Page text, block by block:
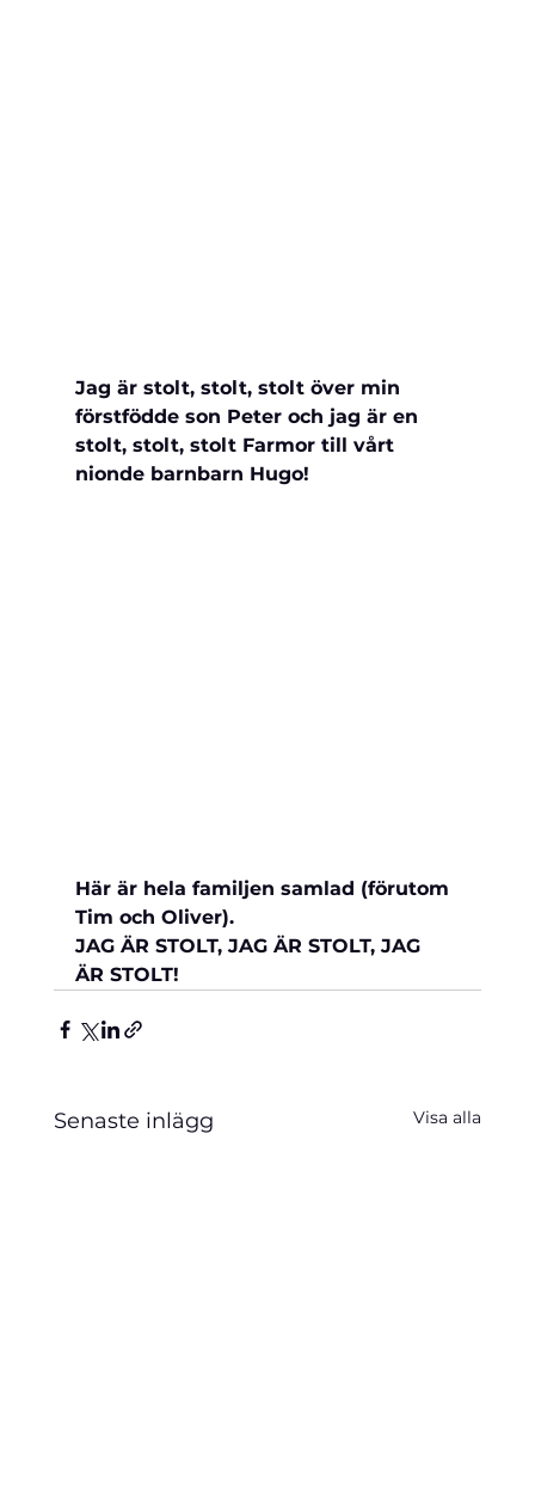
Jag är stolt, stolt, stolt över min
förstfödde son Peter och jag är en
stolt, stolt, stolt Farmor till vårt
nionde barnbarn Hugo!
Här är hela familjen samlad (förutom
Tim och Oliver).
JAG ÄR STOLT, JAG ÄR STOLT, JAG
ÄR STOLT!
Senaste inlägg Visa alla